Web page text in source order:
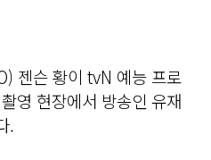
젠슨 황이 tvN 예능 프로
영 현장에서 방송인 유재
.